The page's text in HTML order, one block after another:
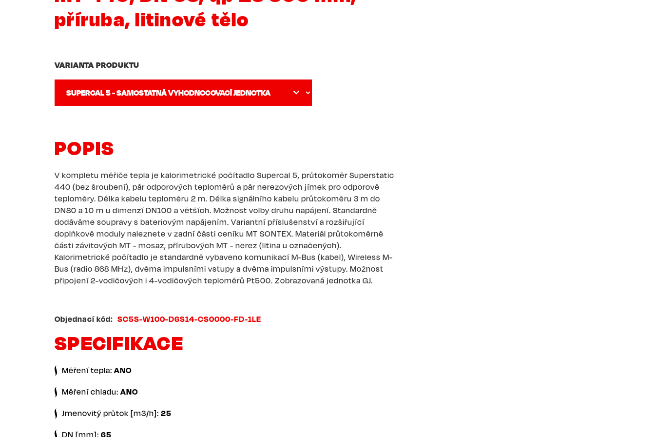
příruba, litinové tělo
VARIANTA PRODUKTU
POPIS
V kompletu měřiče tepla je kalorimetrické počítadlo Supercal 5, průtokoměr Superstatic
440 (bez šroubení), pár odporových teploměrů a pár nerezových jímek pro odporové
teploměry. Délka kabelu teploměru 2 m. Délka signálního kabelu průtokoměru 3 m do
DN80 a 10 m u dimenzí DN100 a větších. Možnost volby druhu napájení. Standardně
dodáváme soupravy s bateriovým napájením. Variantní příslušenství a rozšiřující
doplňkové moduly naleznete v zadní části ceníku MT SONTEX. Materiál průtokoměrné
části závitových MT - mosaz, přírubových MT - nerez (litina u označených).
Kalorimetrické počítadlo je standardně vybaveno komunikací M-Bus (kabel), Wireless M-
Bus (radio 868 MHz), dvěma impulsními vstupy a dvěma impulsními výstupy. Možnost
připojení 2-vodičových i 4-vodičových teploměrů Pt500. Zobrazovaná jednotka GJ.
Objednací kód SC5S-W100-D6S14-CS0000-FD-1LE
SPECIFIKACE
Měření tepla:ANO
Měření chladu:ANO
Jmenovitý průtok [m3/h]: 25
DN [mm]: 65